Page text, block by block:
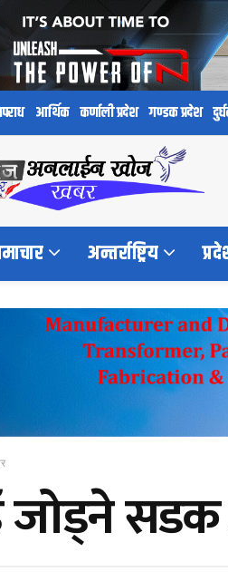
आर्थिक कर्णाली प्रदेश गण्डक प्रदेश
अन्तर्राष्ट्रिय
जोड्ने